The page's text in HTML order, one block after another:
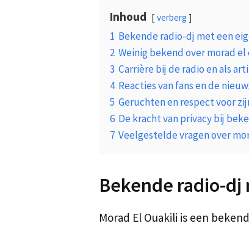
Inhoud verberg
1 Bekende radio-dj met een
2 Weinig bekend over morad
3 Carrière bij de radio en als
4 Reacties van fans en de
5 Geruchten en respect voor
6 De kracht van privacy bij
7 Veelgestelde vragen over
Bekende radio-
Morad El Ouakili is een